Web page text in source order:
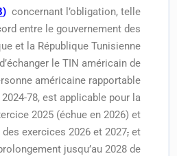
78)concernant l’obligation, telle
l’accord entre le gouvernement des
et la République Tunisienne
et d’échanger le TIN américain de
personne américaine rapportable.
notice 2024-78, est applicable pour la
de l’exercice 2025 (échue en 2026) et
des exercices 2026 et 2027
au prolongement jusqu’au 2028 de